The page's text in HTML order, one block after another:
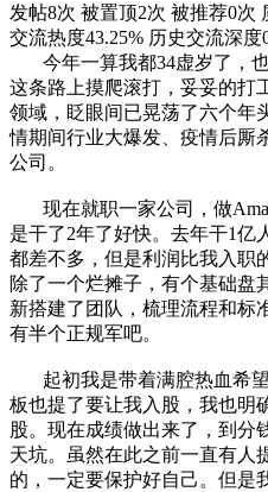
发帖8次 被置顶2次 被推荐0次
交流热度43.25% 历史交流深度
今年一算我都34虚岁了，也
这条路上摸爬滚打，妥妥的打
领域，眨眼间已晃荡了六个年
情期间行业大爆发、疫情后厮
公司。
现在就职一家公司，做
是干了2年了好快。去年干1亿
都差不多，但是利润比我入职
除了一个烂摊子，有个基础盘
新搭建了团队，梳理流程和标
有半个正规军吧。
起初我是带着满腔热血希望
板也提了要让我入股，我也明
股。现在成绩做出来了，到分
天坑。虽然在此之前一直有人
的，一定要保护好自己。但是